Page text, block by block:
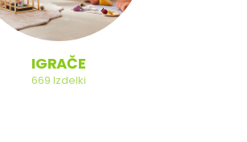
IGRAČE
669 Izdelki